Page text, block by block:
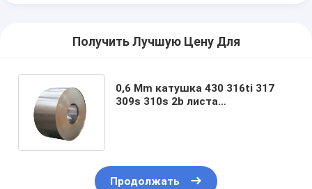
Получить Лучшую Цену Для
0,6 Mm катушка 430 316ti 317
309s 310s 2b листа
Продолжать